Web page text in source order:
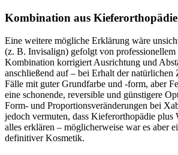
Kombination aus
Eine weitere mögliche Erklärung wäre
(z. B. Invisalign) gefolgt von
Kombination korrigiert Ausrichtung und
anschließend auf – bei Erhalt der natürlichen
Fälle mit guter Grundfarbe und -form, aber
eine schonende, reversible und günstigere
Form- und Proportionsveränderungen bei
jedoch vermuten, dass Kieferorthopädie
alles erklären – möglicherweise war es aber
definitiver Kosmetik.